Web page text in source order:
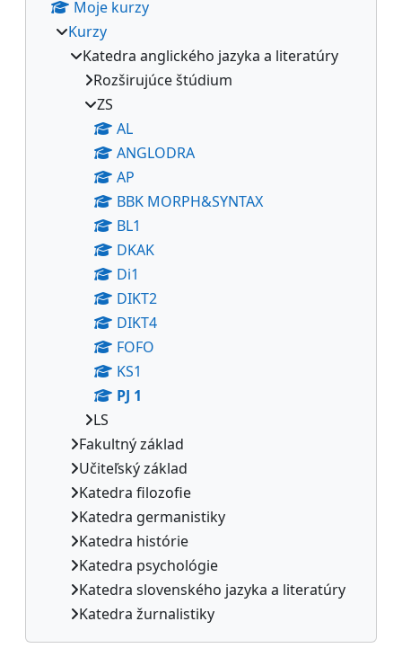
Moje kurzy
Kurzy
Katedra anglického jazyka a literatúry
Rozširujúce štúdium
ZS
AL
ANGLODRA
AP
BBK MORPH&SYNTAX
BL1
DKAK
Di1
DIKT2
DIKT4
FOFO
KS1
PJ 1
LS
Fakultný základ
Učiteľský základ
Katedra filozofie
Katedra germanistiky
Katedra histórie
Katedra psychológie
Katedra slovenského jazyka a literatúry
Katedra žurnalistiky